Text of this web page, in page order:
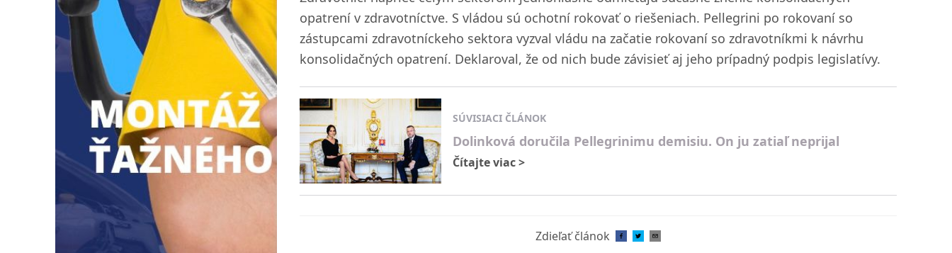
opatrení v zdravotníctve. S vládou sú ochotní rokovať o riešeniach. Pellegrini po rokovaní so
zástupcami zdravotníckeho sektora vyzval vládu na začatie rokovaní so zdravotníkmi k návrhu
konsolidačných opatrení. Deklaroval, že od nich bude závisieť aj jeho prípadný podpis legislatívy.
SÚVISIACI ČLÁNOK
Dolinková doručila Pellegrinimu demisiu. On ju zatiaľ neprijal
Čítajte viac>
Zdieľať článok